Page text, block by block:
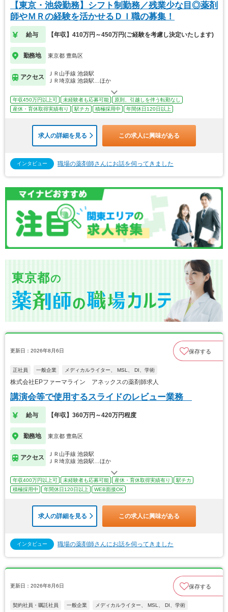
【東京・池袋勤務】シフト制勤務／残業少な目◎薬剤
師やＭＲの経験を活かせるＤＩ職の募集！
給与 【年収】410万円～450万円(ご経験を考慮し決定いたします)
勤務地 東京都 豊島区
アクセス
ＪＲ山手線 池袋駅
ＪＲ埼京線 池袋駅…ほか
年収450万円以上可 未経験者も応募可能
原則、引越しを伴う転勤なし
産休・育休取得実績有り
駅チカ 積極採用中 年間休日120日以上
求人の詳細を見る この求人に興味がある
インタビュー 職場の薬剤師さんにお話を伺ってきました
東京都の
更新日：2026年8月6日 保存する
正社員 一般企業 メディカルライター、 MSL、 DI、学術
株式会社EPファーマライン アネックスの薬剤師求人
講演会等で使用するスライドのレビュー業務
給与 【年収】360万円～420万円程度
勤務地 東京都 豊島区
アクセス
ＪＲ山手線 池袋駅
ＪＲ埼京線 池袋駅…ほか
年収400万円以上可 未経験者も応募可能 産休・育休取得実績有り
駅チカ
積極採用中
年間休日120日以上 WEB面接OK
求人の詳細を見る この求人に興味がある
インタビュー 職場の薬剤師さんにお話を伺ってきました
更新日：2026年8月6日 保存する
契約社員・嘱託社員 一般企業 メディカルライター、 MSL、 DI、学術